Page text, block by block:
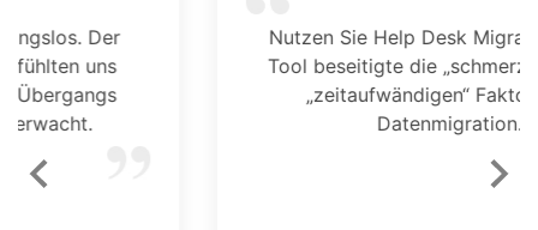
Nutzen Sie Help Desk Migration. Dieses
Tool beseitigte die „schmerzhaften“ und
„zeitaufwändigen“ Faktoren der